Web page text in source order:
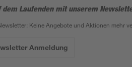
dem Laufenden mit unserem
Keine Angebote und Aktionen mehr
Anmeldung